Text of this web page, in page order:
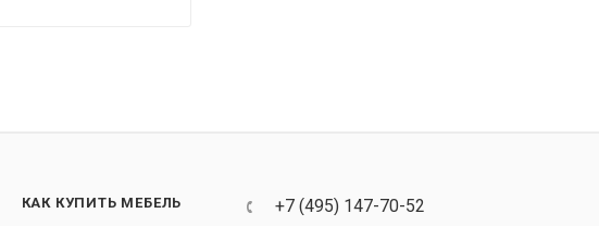
КАК КУПИТЬ МЕБЕЛЬ +7 (495) 147-70-52